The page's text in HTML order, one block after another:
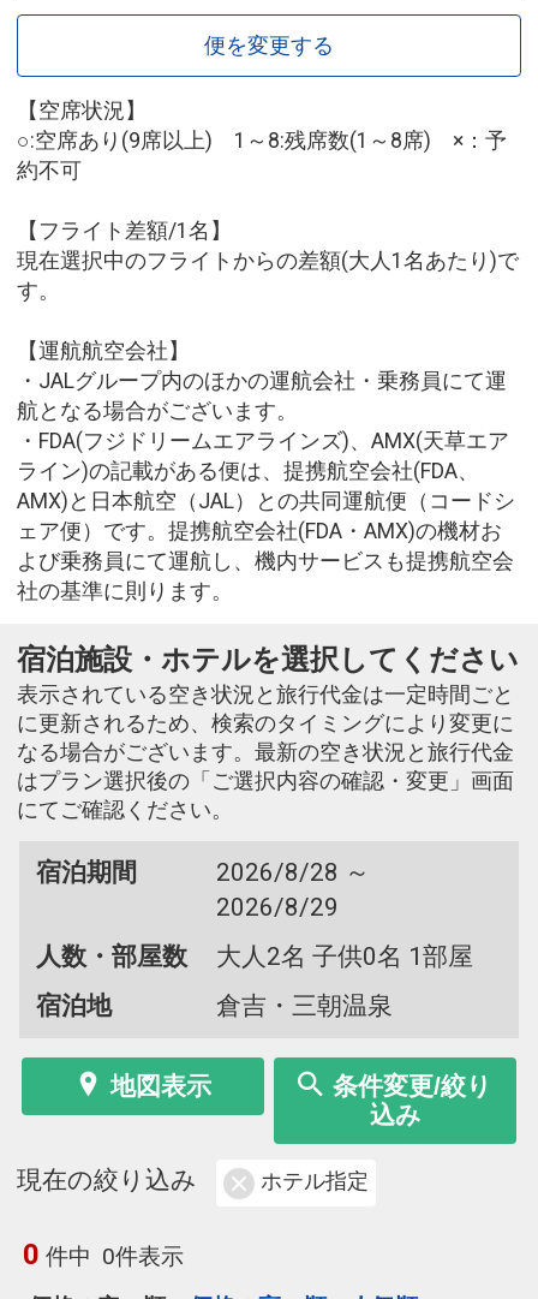
便を変更する
【空席状況】
○:空席あり(9席以上) 1～8:残席数(1～8席) ×：予
約不可
【フライト差額/1名】
現在選択中のフライトからの差額(大人1名あたり)で
す。
【運航航空会社】
・JALグループ内のほかの運航会社・乗務員にて運
航となる場合がございます。
・FDA(フジドリームエアラインズ)、AMX(天草エア
ライン)の記載がある便は、提携航空会社(FDA、
AMX)と日本航空（JAL）との共同運航便（コードシ
ェア便）です。提携航空会社(FDA・AMX)の機材お
よび乗務員にて運航し、機内サービスも提携航空会
社の基準に則ります。
宿泊施設・ホテルを選択してください
表示されている空き状況と旅行代金は一定時間ごと
に更新されるため、検索のタイミングにより変更に
なる場合がございます。最新の空き状況と旅行代金
はプラン選択後の「ご選択内容の確認・変更」画面
にてご確認ください。
宿泊期間
2026/8/28 ～
2026/8/29
人数・部屋数
大人2名 子供0名 1部屋
宿泊地
倉吉・三朝温泉
地図表示
条件変更/絞り
込み
現在の絞り込み ホテル指定
0 件中 0件表示